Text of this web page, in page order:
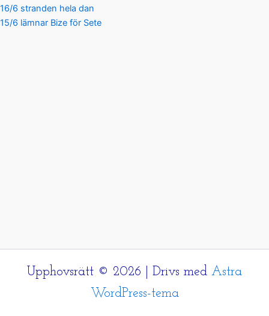
16/6 stranden hela dan
15/6 lämnar Bize för Sete
Upphovsrätt © 2026 | Drivs med Astra
WordPress-tema